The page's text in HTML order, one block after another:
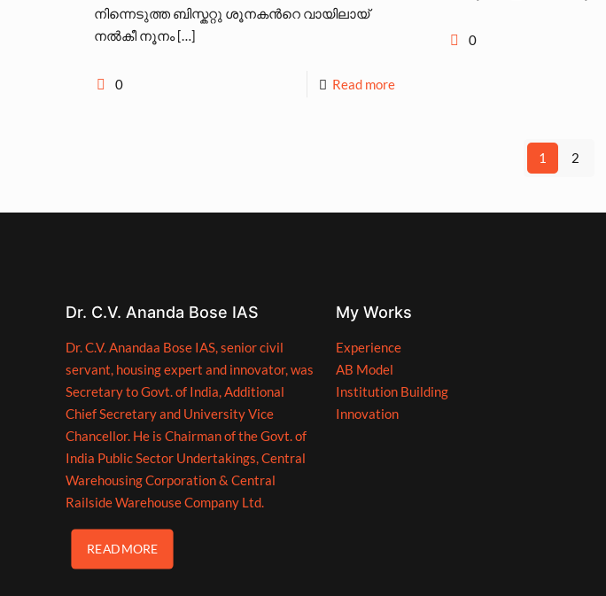
നിന്നെടുത്ത ബിസ്കറ്റു ശൂനകന്‍റെ വായിലായ്
നല്‍കീ നൂനം[…]
0 Read more
0
1 2
Dr. C.V. Ananda Bose IAS
Dr. C.V. Anandaa Bose IAS, senior civil
servant, housing expert and innovator, was
Secretary to Govt. of India, Additional
Chief Secretary and University Vice
Chancellor. He is Chairman of the Govt. of
India Public Sector Undertakings, Central
Warehousing Corporation & Central
Railside Warehouse Company Ltd.
READ MORE
My Works
Experience
AB Model
Institution Building
Innovation